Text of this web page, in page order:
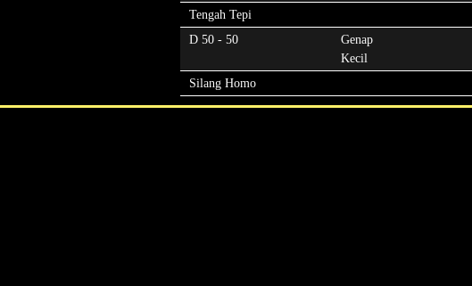
Tengah Tepi
D 50 - 50
Genap
Kecil
Silang Homo